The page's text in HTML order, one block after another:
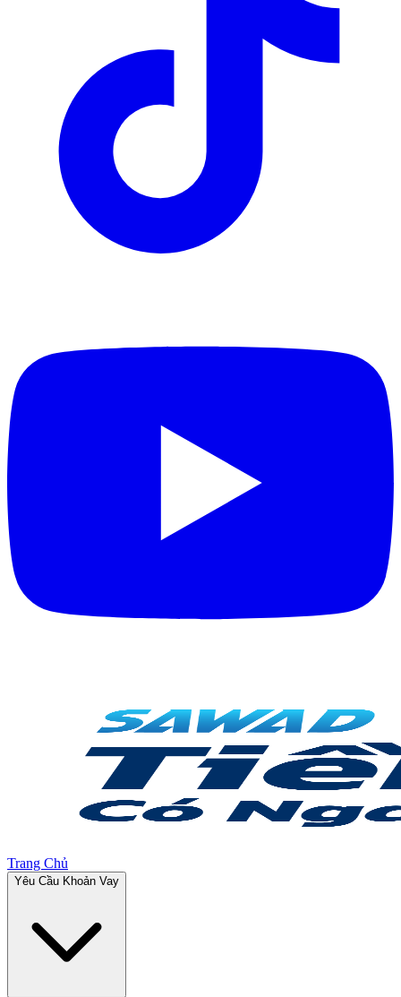
Trang Chủ
Yêu Cầu Khoản Vay